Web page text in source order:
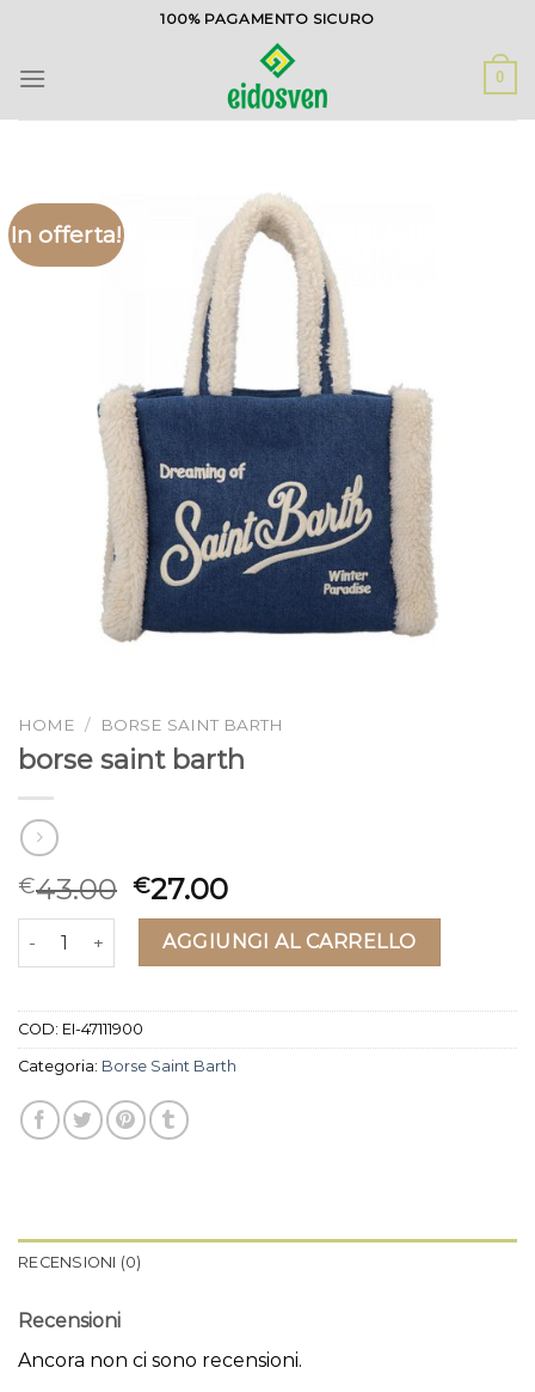
contenuti
100% PAGAMENTO SICURO
0
In offerta!
HOME / BORSE SAINT BARTH
borse saint barth
€43.00 €27.00
borse saint barth quantitàAGGIUNGI AL CARRELLO
COD: EI-47111900
Categoria: Borse Saint Barth
RECENSIONI (0)
Recensioni
Ancora non ci sono recensioni.